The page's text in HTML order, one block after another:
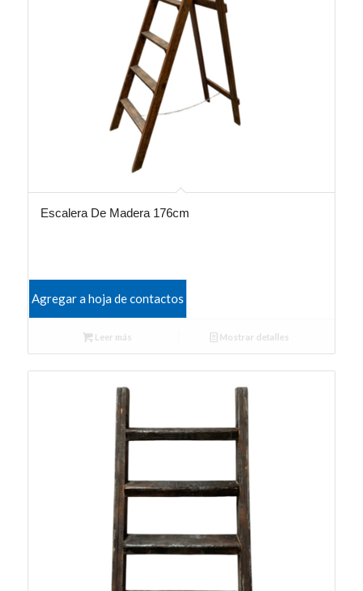
Escalera De Madera 176cm
Agregar a hoja de contactos
Leer más Mostrar detalles